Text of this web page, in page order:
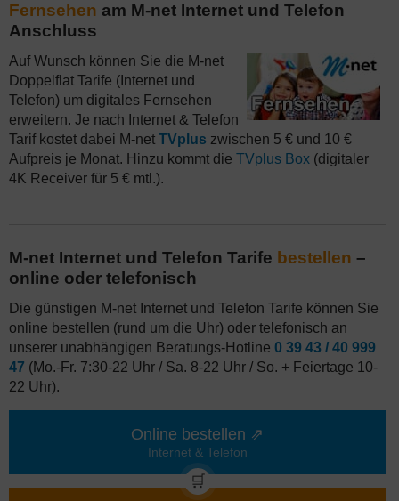
Fernsehen am M-net Internet und Telefon
Anschluss
Auf Wunsch können Sie die M-net
Doppelflat Tarife (Internet und
Telefon) um digitales Fernsehen
erweitern. Je nach Internet & Telefon
Tarif kostet dabei M-net TVplus zwischen 5 € und 10 €
Aufpreis je Monat. Hinzu kommt die TVplus Box (digitaler
4K Receiver für 5 € mtl.).
M-net Internet und Telefon Tarife bestellen –
online oder telefonisch
Die günstigen M-net Internet und Telefon Tarife können Sie
online bestellen (rund um die Uhr) oder telefonisch an
unserer unabhängigen Beratungs-Hotline 0 39 43 / 40 999
47 (Mo.-Fr. 7:30-22 Uhr / Sa. 8-22 Uhr / So. + Feiertage 10-
22 Uhr).
Online bestellen ⇗
Internet & Telefon
🛒